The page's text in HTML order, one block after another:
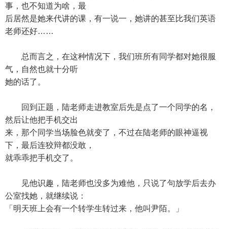
事，也不知道为啥，最
后居然是她来代讲的课，有一说一，她讲的甚至比我们英语
老师还好……
总而言之，在这种情况下，我们班所有同学都对她很服
气，自然也就十分听
她的话了。
回到正题，陆老师走进教室后先是点了一个同学的名，
然后让他把手机交出
来，那个同学当场脸色就变了，不过在陆老师的眼神逼视
下，最后连狡辩都没敢，
就乖乖把手机交了。
见他识趣，陆老师也没多为难他，只说了句放学后去办
公室找她，就继续说：
「明天班上会有一个转学生转过来，他叫尹陌。」